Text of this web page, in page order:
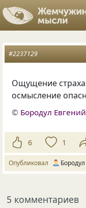
#2237129
Ощущение
осмысление
© Бородул
6 1
Опубликовал
5 комментариев